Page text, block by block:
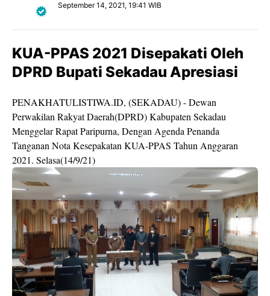
September 14, 2021, 19:41 WIB
KUA-PPAS 2021 Disepakati Oleh
DPRD Bupati Sekadau Apresiasi
PENAKHATULISTIWA.ID, (SEKADAU) - Dewan
Perwakilan Rakyat Daerah(DPRD) Kabupaten Sekadau
Menggelar Rapat Paripurna, Dengan Agenda Penanda
Tanganan Nota Kesepakatan KUA-PPAS Tahun Anggaran
2021. Selasa(14/9/21)